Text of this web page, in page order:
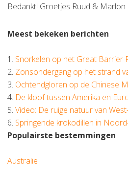
Bedankt! Groetjes Ruud & Marlon
Meest bekeken berichten
1. Snorkelen op het Great Barrier
2. Zonsondergang op het strand
3. Ochtendgloren op de Chinese
4. De kloof tussen Amerika en
5. Video: De ruige natuur van
6. Springende krokodillen in
Populairste bestemmingen
Australië